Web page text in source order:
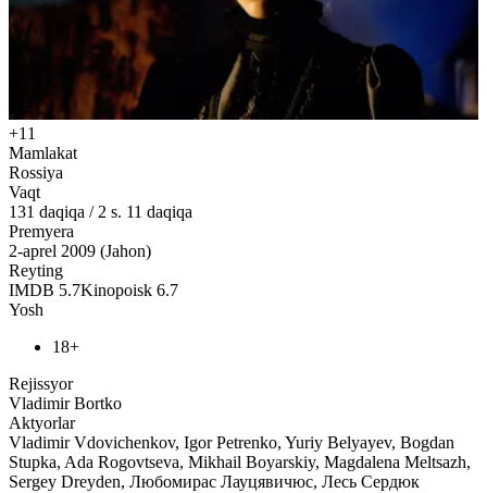
+11
Mamlakat
Rossiya
Vaqt
131 daqiqa /2 s. 11 daqiqa
Premyera
2-aprel 2009 (Jahon)
Reyting
IMDB 5.7Kinopoisk 6.7
Yosh
18+
Rejissyor
Vladimir Bortko
Aktyorlar
Vladimir Vdovichenkov, Igor Petrenko, Yuriy Belyayev, Bogdan
Stupka, Ada Rogovtseva, Mikhail Boyarskiy, Magdalena Meltsazh,
Sergey Dreyden, Любомирас Лауцявичюс, Лесь Сердюк